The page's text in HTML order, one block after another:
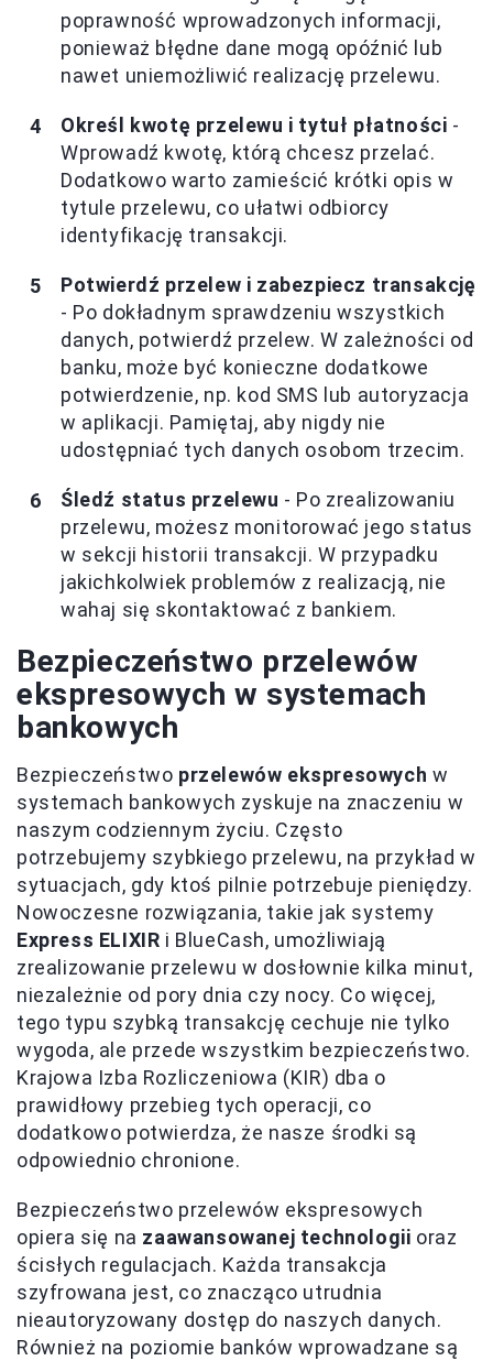
poprawność wprowadzonych informacji,
ponieważ błędne dane mogą opóźnić lub
nawet uniemożliwić realizację przelewu.
Określ kwotę przelewu i tytuł płatności -
Wprowadź kwotę, którą chcesz przelać.
Dodatkowo warto zamieścić krótki opis w
tytule przelewu, co ułatwi odbiorcy
identyfikację transakcji.
Potwierdź przelew i zabezpiecz transakcję
- Po dokładnym sprawdzeniu wszystkich
danych, potwierdź przelew. W zależności od
banku, może być konieczne dodatkowe
potwierdzenie, np. kod SMS lub autoryzacja
w aplikacji. Pamiętaj, aby nigdy nie
udostępniać tych danych osobom trzecim.
Śledź status przelewu - Po zrealizowaniu
przelewu, możesz monitorować jego status
w sekcji historii transakcji. W przypadku
jakichkolwiek problemów z realizacją, nie
wahaj się skontaktować z bankiem.
Bezpieczeństwo przelewów
ekspresowych w systemach
bankowych
Bezpieczeństwo przelewów ekspresowych w
systemach bankowych zyskuje na znaczeniu w
naszym codziennym życiu. Często
potrzebujemy szybkiego przelewu, na przykład w
sytuacjach, gdy ktoś pilnie potrzebuje pieniędzy.
Nowoczesne rozwiązania, takie jak systemy
Express ELIXIR i BlueCash, umożliwiają
zrealizowanie przelewu w dosłownie kilka minut,
niezależnie od pory dnia czy nocy. Co więcej,
tego typu szybką transakcję cechuje nie tylko
wygoda, ale przede wszystkim bezpieczeństwo.
Krajowa Izba Rozliczeniowa (KIR) dba o
prawidłowy przebieg tych operacji, co
dodatkowo potwierdza, że nasze środki są
odpowiednio chronione.
Bezpieczeństwo przelewów ekspresowych
opiera się na zaawansowanej technologii oraz
ścisłych regulacjach. Każda transakcja
szyfrowana jest, co znacząco utrudnia
nieautoryzowany dostęp do naszych danych.
Również na poziomie banków wprowadzane są